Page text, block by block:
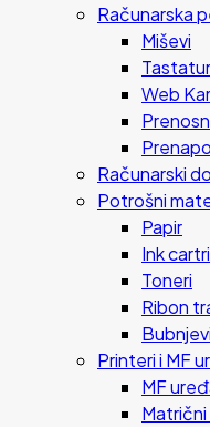
Računarska
Miševi
Web
Računarski
Potrošni
Papir
Ink
Toneri
Ribon
Bubnjevi
Printeri i MF
MF